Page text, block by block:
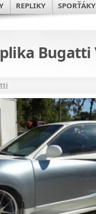
REPLIKY SPORŤÁKY
Bugatti